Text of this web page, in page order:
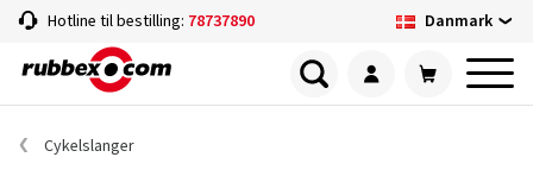
Hotline til bestilling: 78737890 Danmark
Cykelslanger